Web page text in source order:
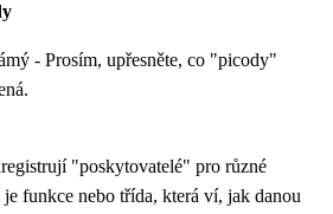
- Prosím, upřesněte, co "picody"
"poskytovatelé" pro různé
funkce nebo třída, která ví, jak danou